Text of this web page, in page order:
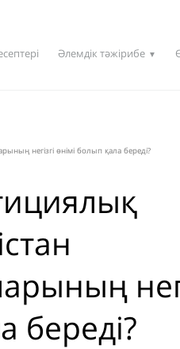
Әлемдік тәжірибе ▼
негізгі өнімі болып қала береді?
береді?